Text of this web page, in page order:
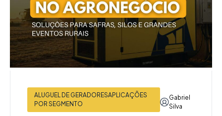
ALUGUEL DE GERADORESAPLICAÇÕES
POR SEGMENTO
Gabriel
Silva